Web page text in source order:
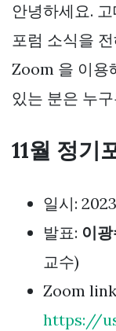
안녕하세요.
포럼 소식을
Zoom 을 이용
있는 분은 누
11월 정기
일시:
발표: 이
교수)
Zoom
https://